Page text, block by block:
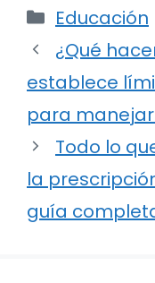
Categorías
Educación
¿Qué
establece
para
Todo lo
la
guía